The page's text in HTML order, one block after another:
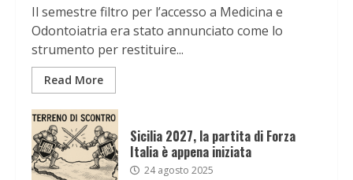
Il semestre filtro per l’accesso a Medicina e
Odontoiatria era stato annunciato come lo
strumento per restituire...
Read More
Sicilia 2027, la partita di Forza
Italia è appena iniziata
24 agosto 2025